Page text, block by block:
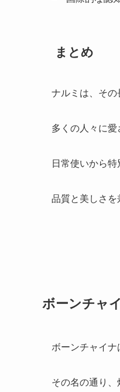
まとめ
ナルミは、その
多くの人々に愛
日常使いから
品質と美しさを
ボーンチャ
ボーンチャイナ
その名の通り、